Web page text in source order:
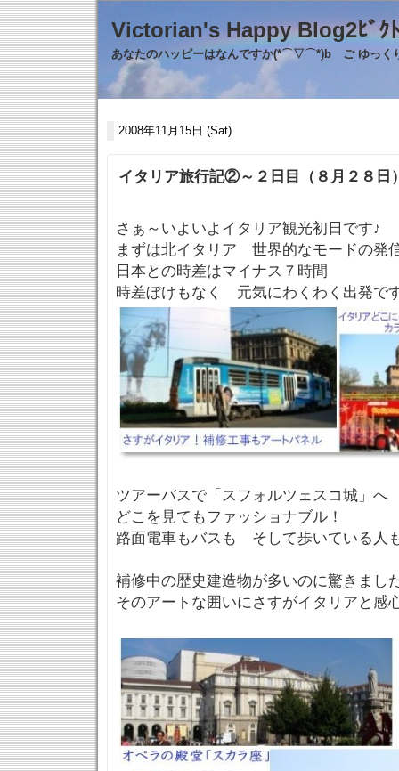
Victorian's Happy
あなたのハッピーはなんですか(*⌒▽⌒*)b ご ゆっく
2008年11月15日 (Sat)
イタリア旅行記②～２日目（８月２８日
さぁ～いよいよイタリア観光初日です♪
まずは北イタリア 世界的なモードの発
日本との時差はマイナス７時間
時差ぼけもなく 元気にわくわく出発で
ツアーバスで「スフォルツェスコ城」へ
どこを見てもファッショナブル！
路面電車もバスも そして歩いている人
補修中の歴史建造物が多いのに驚きまし
そのアートな囲いにさすがイタリアと感